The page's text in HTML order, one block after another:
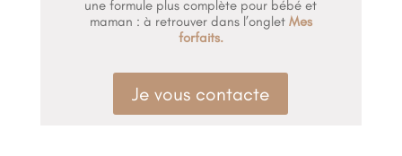
une formule plus complète pour bébé et
maman : à retrouver dans l’onglet Mes
forfaits.
Je vous contacte